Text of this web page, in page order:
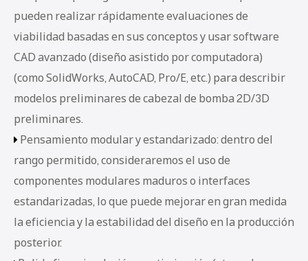
pueden realizar rápidamente evaluaciones de
viabilidad basadas en sus conceptos y usar software
CAD avanzado (diseño asistido por computadora)
(como SolidWorks, AutoCAD, Pro/E, etc.) para describir
modelos preliminares de cabezal de bomba 2D/3D
preliminares.
 Pensamiento modular y estandarizado: dentro del
rango permitido, consideraremos el uso de
componentes modulares maduros o interfaces
estandarizadas, lo que puede mejorar en gran medida
la eficiencia y la estabilidad del diseño en la producción
posterior.